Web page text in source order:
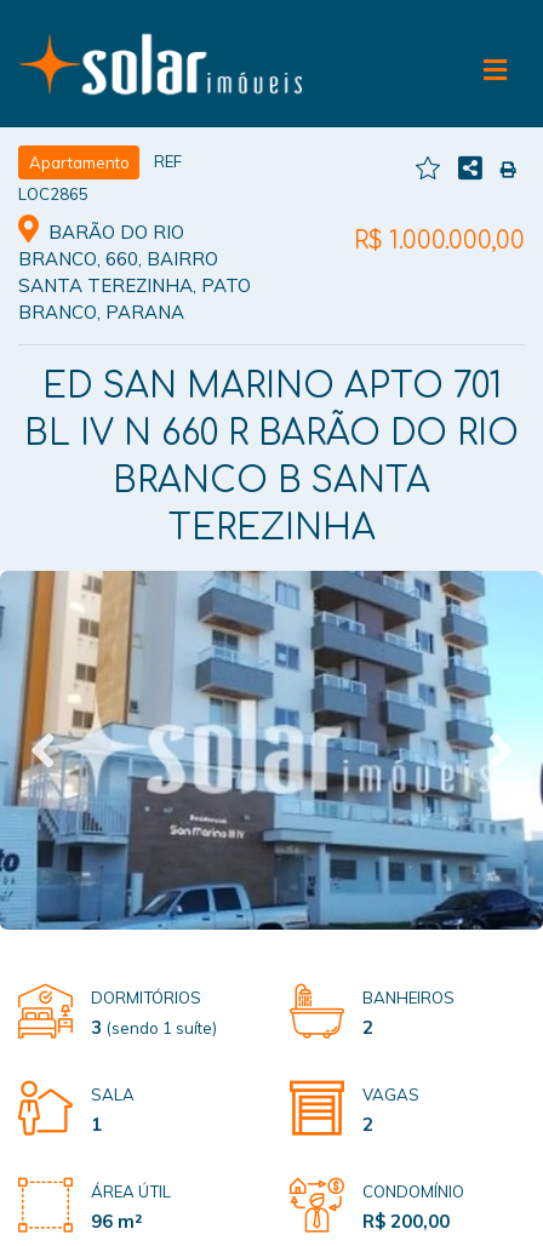
Apartamento
REF
LOC2865
BARÃO DO RIO
BRANCO, 660, BAIRRO
SANTA TEREZINHA, PATO
BRANCO, PARANA
R$ 1.000.000,00
ED SAN MARINO APTO 701
BL IV N 660 R BARÃO DO RIO
BRANCO B SANTA
TEREZINHA
DORMITÓRIOS
3 (sendo 1 suíte)
BANHEIROS
2
SALA
1
VAGAS
2
ÁREA ÚTIL
96 m²
CONDOMÍNIO
R$ 200,00